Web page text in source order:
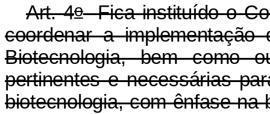
Art. 4oFica instituído o
coordenar a
Biotecnologia, bem como
pertinentes e necessárias
biotecnologia, com ênfase